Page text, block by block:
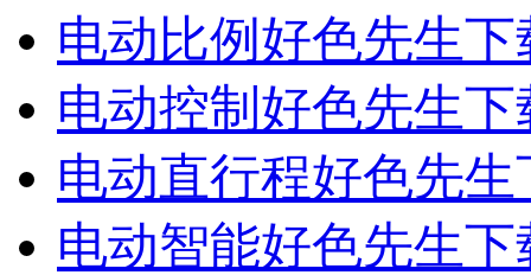
电动比例好色先生
电动控制好色先生
电动直行程好色先
电动智能好色先生